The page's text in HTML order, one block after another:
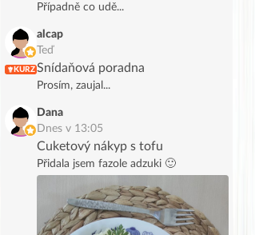
Případně co udě...
KURZ
alcap
Teď
Snídaňová poradna
Prosím, zaujal...
Dana
Dnes v 13:05
Cuketový nákyp s tofu
Přidala jsem fazole adzuki 🙂